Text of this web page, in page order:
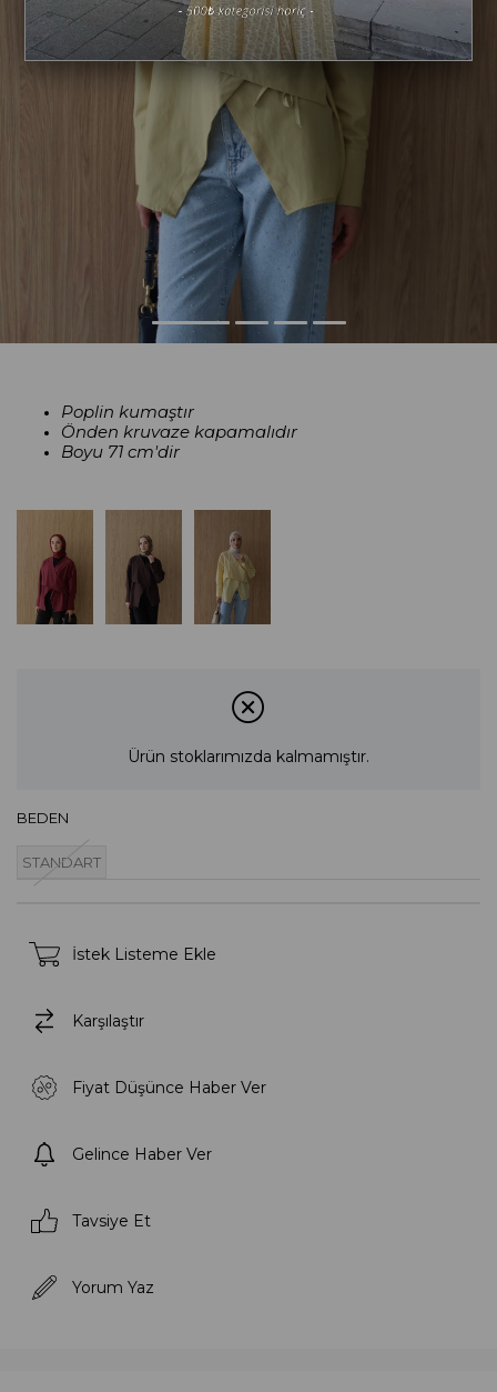
Poplin kumaştır
Önden kruvaze kapamalıdır
Boyu 71 cm'dir
Ürün stoklarımızda kalmamıştır.
BEDEN
STANDART
İstek Listeme Ekle
Karşılaştır
Fiyat Düşünce Haber Ver
Gelince Haber Ver
Tavsiye Et
Yorum Yaz